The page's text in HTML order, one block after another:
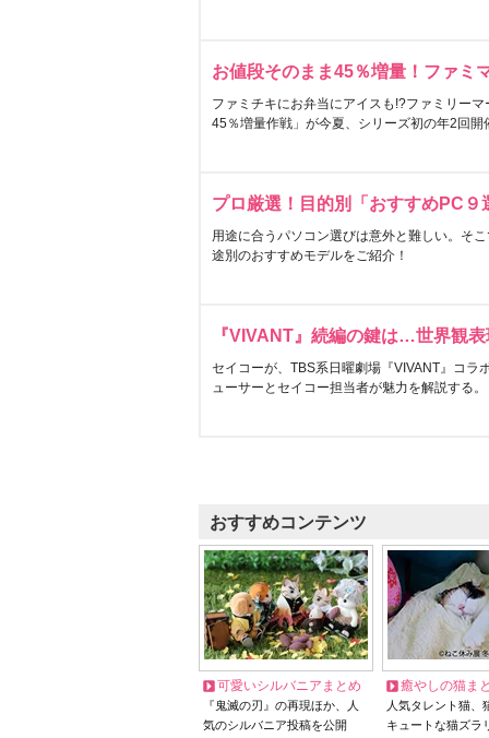
お値段そのまま45％増量！ファミ
ファミチキにお弁当にアイスも!?ファミリー
45％増量作戦」が今夏、シリーズ初の年2回開
プロ厳選！目的別「おすすめPC９
用途に合うパソコン選びは意外と難しい。そ
途別のおすすめモデルをご紹介！
『VIVANT』続編の鍵は…世界観
セイコーが、TBS系日曜劇場『VIVANT』コラ
ューサーとセイコー担当者が魅力を解説する。
おすすめコンテンツ
可愛いシルバニアまとめ
『鬼滅の刃』の再現ほか、人
気のシルバニア投稿を公開
癒やしの猫ま
人気タレント猫
キュートな猫ズラ